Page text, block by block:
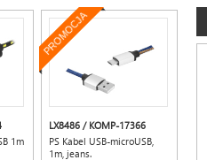
1m
PROMOCJA
LX8486 / KOMP-17366
PS Kabel USB-microUSB,
1m, jeans.